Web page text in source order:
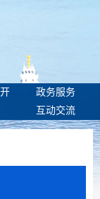
政务服务
互动交流